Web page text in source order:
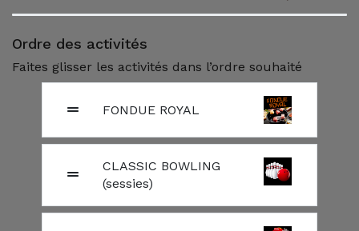
Ordre des activités
Faites glisser les activités dans l’ordre souhaité
FONDUE ROYAL
CLASSIC BOWLING
(sessies)